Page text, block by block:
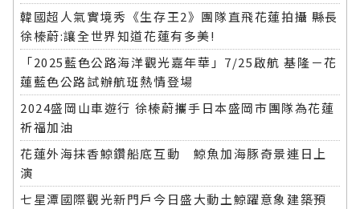
韓國超人氣實境秀《生存王2》團隊直飛花蓮拍攝 縣長
徐榛蔚:讓全世界知道花蓮有多美!
「2025藍色公路海洋觀光嘉年華」7/25啟航 基隆－花
蓮藍色公路試辦航班熱情登場
2024盛岡山車遊行 徐榛蔚攜手日本盛岡市團隊為花蓮
祈福加油
花蓮外海抹香鯨鑽船底互動 鯨魚加海豚奇景連日上
演
七星潭國際觀光新門戶今日盛大動土鯨躍意象建築預